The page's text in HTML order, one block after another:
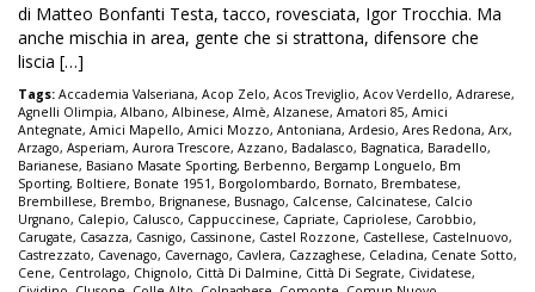
di Matteo Bonfanti Testa, tacco, rovesciata, Igor Trocchia. Ma
anche mischia in area, gente che si strattona, difensore che
liscia […]
Tags: Accademia Valseriana, Acop Zelo, Acos Treviglio, Acov Verdello, Adrarese,
Agnelli Olimpia, Albano, Albinese, Almè, Alzanese, Amatori 85, Amici
Antegnate, Amici Mapello, Amici Mozzo, Antoniana, Ardesio, Ares Redona, Arx,
Arzago, Asperiam, Aurora Trescore, Azzano, Badalasco, Bagnatica, Baradello,
Barianese, Basiano Masate Sporting, Berbenno, Bergamp Longuelo, Bm
Sporting, Boltiere, Bonate 1951, Borgolombardo, Bornato, Brembatese,
Brembillese, Brembo, Brignanese, Busnago, Calcense, Calcinatese, Calcio
Urgnano, Calepio, Calusco, Cappuccinese, Capriate, Capriolese, Carobbio,
Carugate, Casazza, Casnigo, Cassinone, Castel Rozzone, Castellese, Castelnuovo,
Castrezzato, Cavenago, Cavernago, Cavlera, Cazzaghese, Celadina, Cenate Sotto,
Cene, Centrolago, Chignolo, Città Di Dalmine, Città Di Segrate, Cividatese,